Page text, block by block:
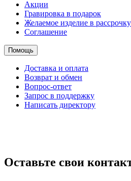
Акции
Гравировка в подарок
Желаемое изделие в
Соглашение
Помощь
Доставка и оплата
Возврат и обмен
Вопрос-ответ
Запрос в поддержку
Написать директору
Оставьте свои